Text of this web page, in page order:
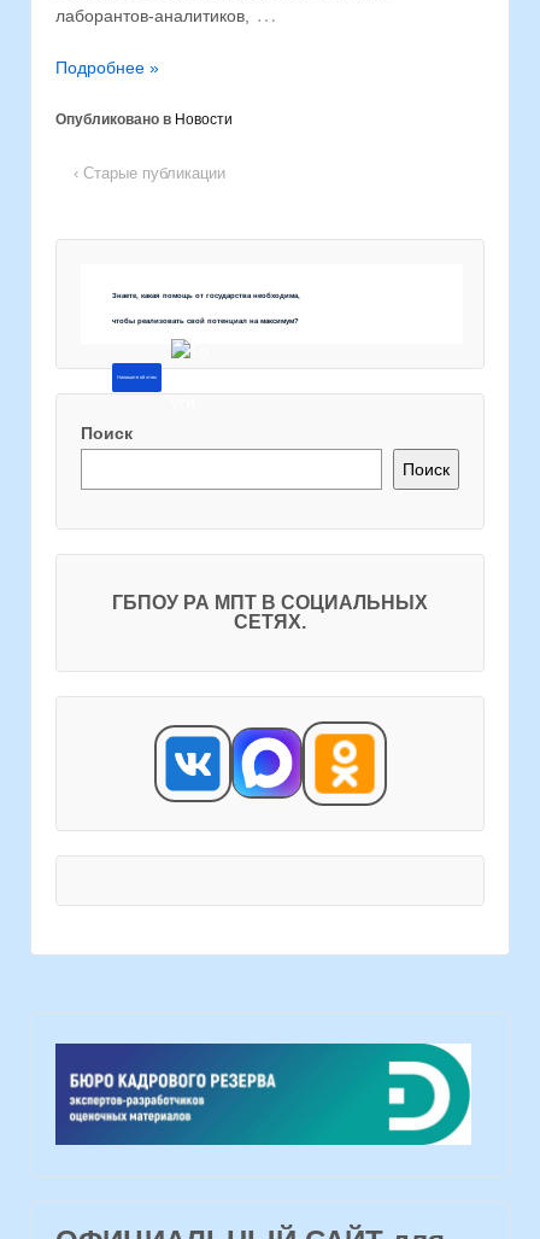
лаборантов-аналитиков,
…
Подробнее »
Опубликовано в Новости
‹ Старые публикации
Знаете, какая помощь от государства необходима,
чтобы реализовать свой потенциал на максимум?
Напишите об этом
Поиск
Поиск
ГБПОУ РА МПТ В СОЦИАЛЬНЫХ
СЕТЯХ.